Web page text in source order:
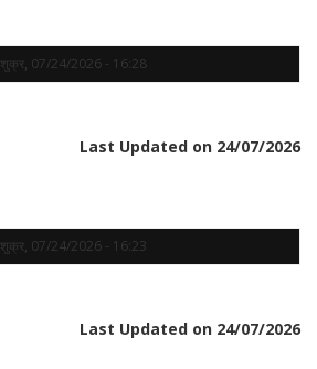
शुक्र, 07/24/2026 - 16:28
Last Updated on 24/07/2026
शुक्र, 07/24/2026 - 16:23
Last Updated on 24/07/2026